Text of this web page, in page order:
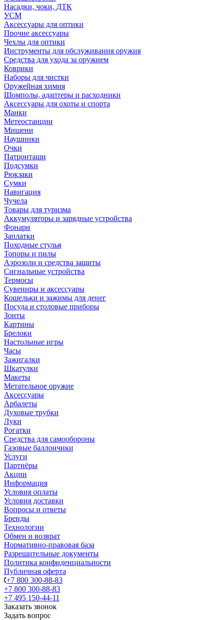
Насадки, чоки, ДТК
УСМ
Аксессуары для оптики
Прочие аксессуары
Чехлы для оптики
Инструменты для обслуживания оружия
Средства для ухода за оружием
Коврики
Наборы для чистки
Оружейная химия
Шомполы, адаптеры и расходники
Аксессуары для охоты и спорта
Манки
Метеостанции
Мишени
Наушники
Очки
Патронташи
Подсумки
Рюкзаки
Сумки
Навигация
Чучела
Товары для туризма
Аккумуляторы и зарядные устройства
Фонари
Заплатки
Походные стулья
Топоры и пилы
Аэрозоли и средства защиты
Сигнальные устройства
Термосы
Сувениры и аксессуары
Кошельки и зажимы для денег
Посуда и столовые приборы
Зонты
Картины
Брелоки
Настольные игры
Часы
Зажигалки
Шкатулки
Макеты
Метательное оружие
Аксессуары
Арбалеты
Духовые трубки
Луки
Рогатки
Средства для самообороны
Газовые баллончики
Услуги
Партнёры
Акции
Информация
Условия оплаты
Условия доставки
Вопросы и ответы
Бренды
Технологии
Обмен и возврат
Нормативно-правовая база
Разрешительные документы
Политика конфиденциальности
Публичная оферта
+7 800 300-88-83
+7 800 300-88-83
+7 495 150-44-11
Заказать звонок
Задать вопрос